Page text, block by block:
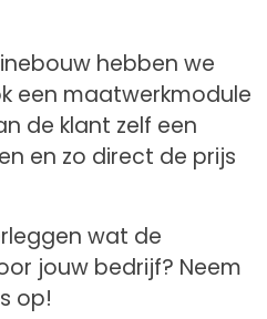
hebben we
een maatwerkmodule
de klant zelf een
en zo direct de prijs
wat de
jouw bedrijf? Neem
op!